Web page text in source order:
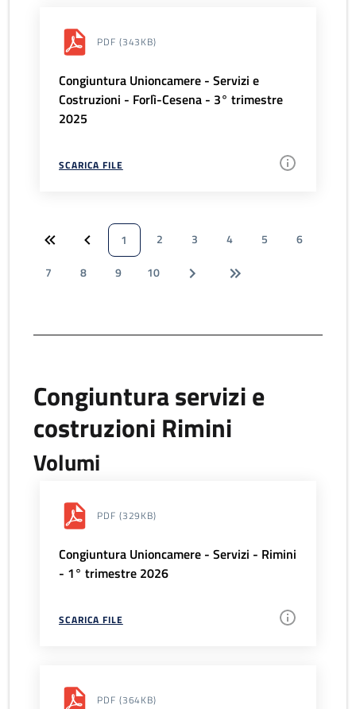
PDF (343KB)
Congiuntura Unioncamere - Servizi e
Costruzioni - Forlì-Cesena - 3° trimestre
2025
SCARICA FILE
1 2 3 4 5
6
7
8 9 10
Congiuntura servizi e
costruzioni Rimini
Volumi
PDF (329KB)
Congiuntura Unioncamere - Servizi - Rimini
- 1° trimestre 2026
SCARICA FILE
PDF (364KB)